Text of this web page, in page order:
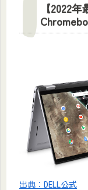
【2022
出典：DELL公式